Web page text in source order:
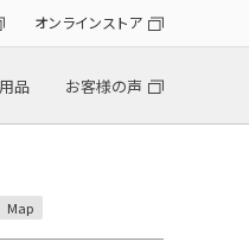
オンラインストア
品 お客様の声
Map